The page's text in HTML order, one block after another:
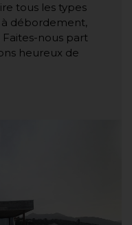
tous les types
à débordement,
nous part
heureux de